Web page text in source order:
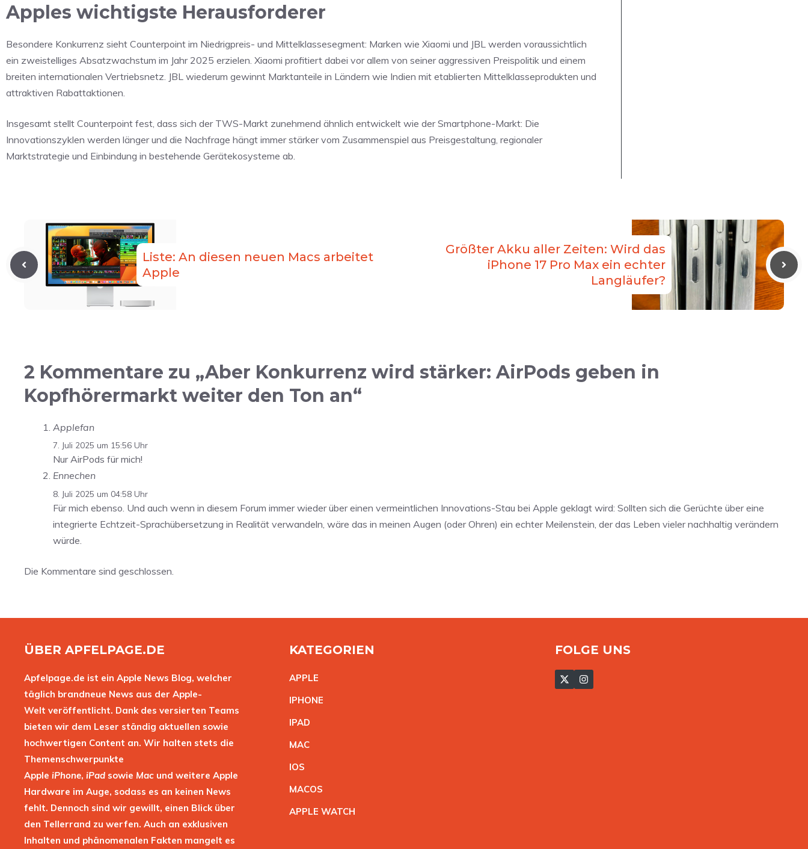
Apples wichtigste Herausforderer
Besondere Konkurrenz sieht Counterpoint im Niedrigpreis- und Mittelklassesegment: Marken wie Xiaomi und JBL werden voraussichtlich
ein zweistelliges Absatzwachstum im Jahr 2025 erzielen. Xiaomi profitiert dabei vor allem von seiner aggressiven Preispolitik und einem
breiten internationalen Vertriebsnetz. JBL wiederum gewinnt Marktanteile in Ländern wie Indien mit etablierten Mittelklasseprodukten und
attraktiven Rabattaktionen.
Insgesamt stellt Counterpoint fest, dass sich der TWS-Markt zunehmend ähnlich entwickelt wie der Smartphone-Markt: Die
Innovationszyklen werden länger und die Nachfrage hängt immer stärker vom Zusammenspiel aus Preisgestaltung, regionaler
Marktstrategie und Einbindung in bestehende Gerätekosysteme ab.
Liste: An diesen neuen Macs arbeitet
Apple
Größter Akku aller Zeiten: Wird das
iPhone 17 Pro Max ein echter
Langläufer?
2 Kommentare zu „Aber Konkurrenz wird stärker: AirPods geben in
Kopfhörermarkt weiter den Ton an“
Applefan
7. Juli 2025 um 15:56 Uhr
Nur AirPods für mich!
Ennechen
8. Juli 2025 um 04:58 Uhr
Für mich ebenso. Und auch wenn in diesem Forum immer wieder über einen vermeintlichen Innovations-Stau bei Apple geklagt wird: Sollten sich die Gerüchte über eine
integrierte Echtzeit-Sprachübersetzung in Realität verwandeln, wäre das in meinen Augen (oder Ohren) ein echter Meilenstein, der das Leben vieler nachhaltig verändern
würde.
Die Kommentare sind geschlossen.
ÜBER APFELPAGE.DE
Apfelpage.de ist ein Apple News Blog, welcher
täglich brandneue News aus der Apple-
Welt veröffentlicht. Dank des versierten Teams
bieten wir dem Leser ständig aktuellen sowie
hochwertigen Content an. Wir halten stets die
Themenschwerpunkte
Apple iPhone, iPad sowie Mac und weitere Apple
Hardware im Auge, sodass es an keinen News
fehlt. Dennoch sind wir gewillt, einen Blick über
den Tellerrand zu werfen. Auch an exklusiven
Inhalten und phänomenalen Fakten mangelt es
KATEGORIEN
APPLE
IPHONE
IPAD
MAC
IOS
MACOS
APPLE WATCH
FOLGE UNS